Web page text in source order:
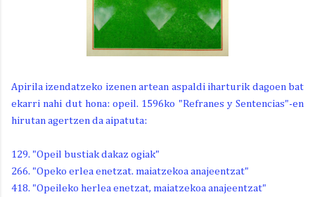
Apirila izendatzeko izenen artean aspaldi iharturik dagoen bat
ekarri nahi dut hona: opeil. 1596ko "Refranes y Sentencias"-en
hirutan agertzen da aipatuta:
129. "Opeil bustiak dakaz ogiak"
266. "Opeko erlea enetzat. maiatzekoa anajeentzat"
418. "Opeileko herlea enetzat, maiatzekoa anajeentzat"